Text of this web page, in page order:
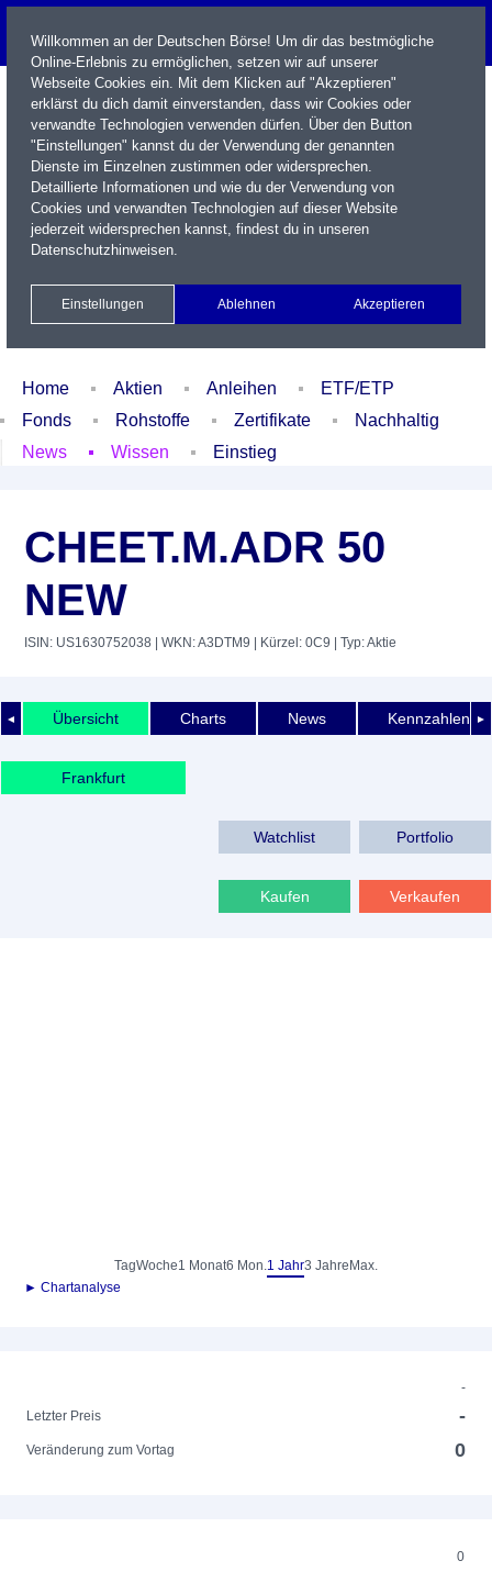
Name / WKN / ISIN / Kürzel
Xetra Realtime
Watchlist Portfolio Login
Home Aktien Anleihen
ETF/ETP
Fonds
Rohstoffe Zertifikate
Nachhaltig
News
Wissen Einstieg
CHEET.M.ADR 50
NEW
ISIN: US1630752038 | WKN: A3DTM9 | Kürzel: 0C9 | Typ: Aktie
◄ ►
Übersicht Charts News Kennzahlen
Frankfurt
Watchlist Portfolio
Kaufen Verkaufen
TagWoche1 Monat6 Mon.1 Jahr3 Jahre Max.
► Chartanalyse
-
Letzter Preis
-
Veränderung zum Vortag 0
0
Willkommen an der Deutschen Börse! Um dir das bestmögliche
Online-Erlebnis zu ermöglichen, setzen wir auf unserer
Webseite Cookies ein. Mit dem Klicken auf "Akzeptieren"
erklärst du dich damit einverstanden, dass wir Cookies oder
verwandte Technologien verwenden dürfen. Über den Button
"Einstellungen" kannst du der Verwendung der genannten
Dienste im Einzelnen zustimmen oder widersprechen.
Detaillierte Informationen und wie du der Verwendung von
Cookies und verwandten Technologien auf dieser Website
jederzeit widersprechen kannst, findest du in unseren
Datenschutzhinweisen.
Einstellungen Ablehnen Akzeptieren